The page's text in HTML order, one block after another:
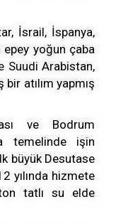
İsrail, İspanya,
epey yoğun çaba
Suudi Arabistan,
atılım yapmış
ve Bodrum
temelinde işin
büyük Desutase
yılında hizmete
tatlı su elde